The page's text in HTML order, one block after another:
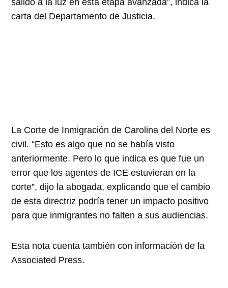
carta del Departamento de Justicia.
La Corte de Inmigración de Carolina del Norte es
civil. “Esto es algo que no se había visto
anteriormente. Pero lo que indica es que fue un
error que los agentes de ICE estuvieran en la
corte”, dijo la abogada, explicando que el cambio
de esta directriz podría tener un impacto positivo
para que inmigrantes no falten a sus audiencias.
Esta nota cuenta también con información de la
Associated Press.